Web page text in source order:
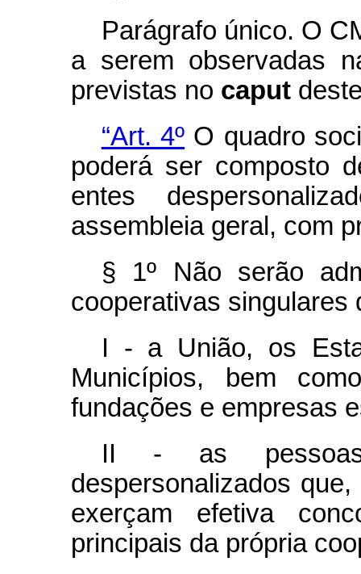
Parágrafo único. O
a serem observadas
previstas no caput
“Art. 4º O quadro
poderá ser composto
entes
assembleia geral, com
§ 1º Não serão
cooperativas singulares
I - a União, os
Municípios, bem
fundações e empresas
II - as
despersonalizados
exerçam efetiva
principais da própria